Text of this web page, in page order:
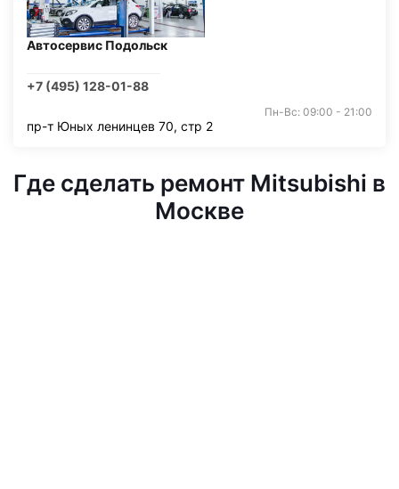
Автосервис Подольск
+7 (495) 128-01-88
Пн-Вс: 09:00 - 21:00
пр-т Юных ленинцев 70, стр 2
Где сделать ремонт Mitsubishi в
Москве